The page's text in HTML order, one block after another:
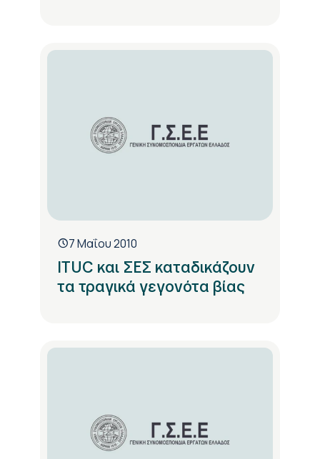
7 Μαΐου 2010
ITUC και ΣΕΣ καταδικάζουν
τα τραγικά γεγονότα βίας